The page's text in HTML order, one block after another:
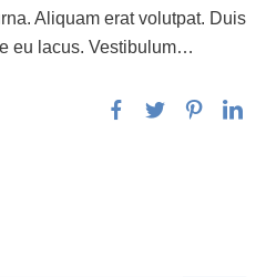
Aliquam erat volutpat. Duis
eu lacus. Vestibulum…